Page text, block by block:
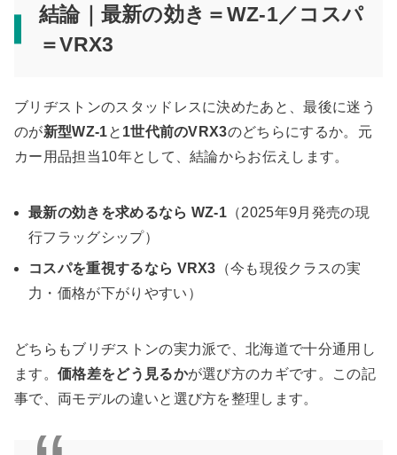
結論｜最新の効き＝WZ-1／コスパ
＝VRX3
ブリヂストンのスタッドレスに決めたあと、最後に迷う
のが新型WZ-1と 1世代前のVRX3のどちらにするか。元
カー用品担当10年として、結論からお伝えします。
最新の効きを求めるなら WZ-1 （2025年9月発売の現
行フラッグシップ）
コスパを重視するなら VRX3 （今も現役クラスの実
力・価格が下がりやすい）
どちらもブリヂストンの実力派で、北海道で十分通用し
ます。 価格差をどう見るかが選び方のカギです。この記
事で、両モデルの違いと選び方を整理します。